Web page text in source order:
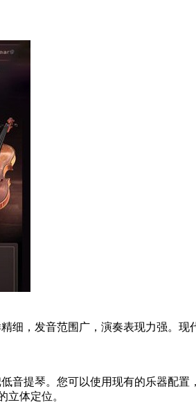
细，发音范围广，演奏表现力强。现
音提琴。您可以使用现有的乐器配置
立体定位。